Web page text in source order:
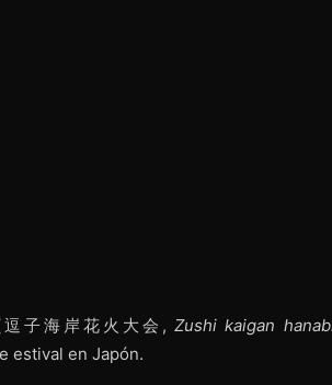
逗子海岸花火大会,Zushi kaigan
estival en Japón.